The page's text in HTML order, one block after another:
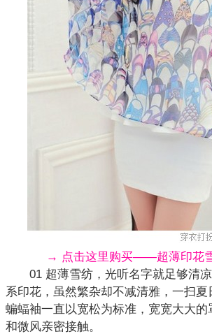
→ 点击这里购买——超薄印花
01 超薄雪纺，光听名字就足够清凉
系印花，虽然繁杂却不减清雅，一扫夏
蝙蝠袖一直以宽松为标准，宽宽大大的
和微风亲密接触。